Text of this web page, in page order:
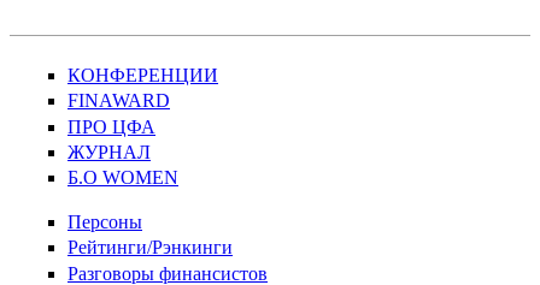
КОНФЕРЕНЦИИ
FINAWARD
ПРО ЦФА
ЖУРНАЛ
Б.О WOMEN
Персоны
Рейтинги/Рэнкинги
Разговоры финансистов